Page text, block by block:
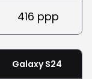
416 ppp
Galaxy S24